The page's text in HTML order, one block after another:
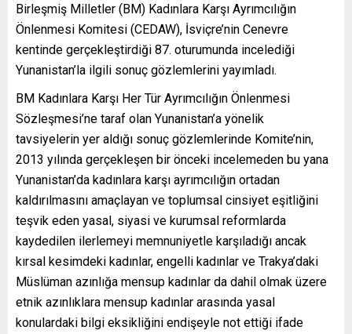
Birleşmiş Milletler (BM) Kadınlara Karşı Ayrımcılığın
Önlenmesi Komitesi (CEDAW), İsviçre’nin Cenevre
kentinde gerçekleştirdiği 87. oturumunda incelediği
Yunanistan’la ilgili sonuç gözlemlerini yayımladı.
BM Kadınlara Karşı Her Tür Ayrımcılığın Önlenmesi
Sözleşmesi’ne taraf olan Yunanistan’a yönelik
tavsiyelerin yer aldığı sonuç gözlemlerinde Komite’nin,
2013 yılında gerçekleşen bir önceki incelemeden bu yana
Yunanistan’da kadınlara karşı ayrımcılığın ortadan
kaldırılmasını amaçlayan ve toplumsal cinsiyet eşitliğini
teşvik eden yasal, siyasi ve kurumsal reformlarda
kaydedilen ilerlemeyi memnuniyetle karşıladığı ancak
kırsal kesimdeki kadınlar, engelli kadınlar ve Trakya’daki
Müslüman azınlığa mensup kadınlar da dahil olmak üzere
etnik azınlıklara mensup kadınlar arasında yasal
konulardaki bilgi eksikliğini endişeyle not ettiği ifade